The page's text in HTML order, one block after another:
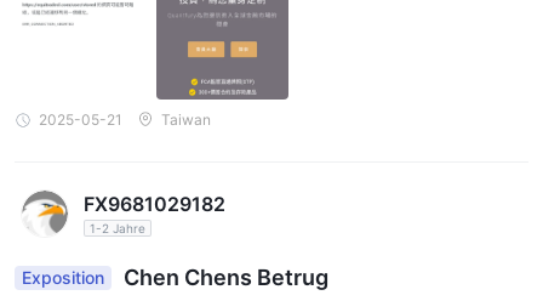
2025-05-21 Taiwan
FX9681029182
1-2 Jahre
Exposition Chen Chens Betrug